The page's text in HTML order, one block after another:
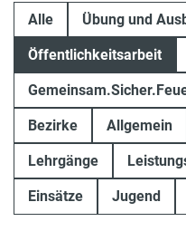
Alle Übung und
Öffentlichkeitsarbeit
Bezirke Allgemein
Lehrgänge
Einsätze Jugend